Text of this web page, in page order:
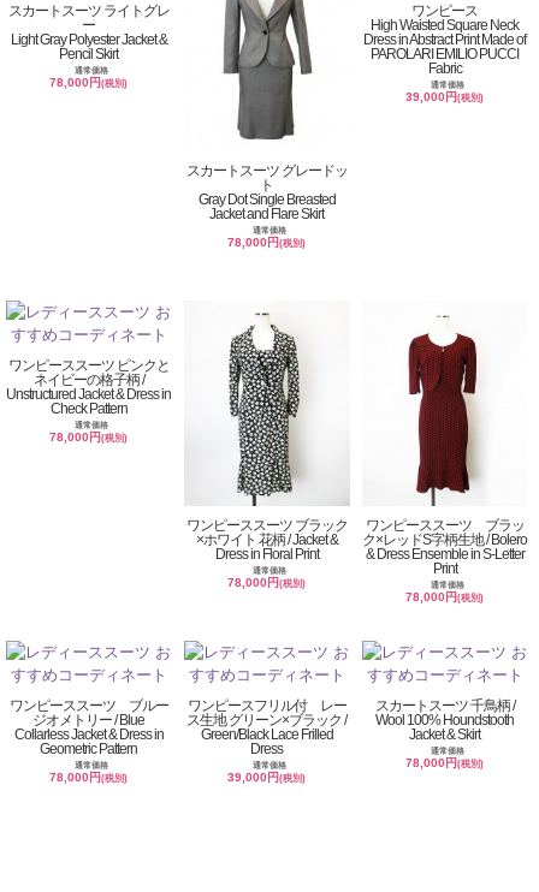
スカートスーツ ライトグレ
ー
Light Gray Polyester Jacket &
Pencil Skirt
通常価格
78,000円(税別)
スカートスーツ グレードッ
ト
Gray Dot Single Breasted
Jacket and Flare Skirt
通常価格
78,000円(税別)
ワンピース
High Waisted Square Neck
Dress in Abstract Print Made of
PAROLARI EMILIO PUCCI
Fabric
通常価格
39,000円(税別)
ワンピーススーツ ピンクと
ネイビーの格子柄 /
Unstructured Jacket & Dress in
Check Pattern
通常価格
78,000円(税別)
ワンピーススーツ ブラック
×ホワイト 花柄 / Jacket &
Dress in Floral Print
通常価格
78,000円(税別)
ワンピーススーツ ブラッ
ク×レッドS字柄生地 / Bolero
& Dress Ensemble in S-Letter
Print
通常価格
78,000円(税別)
ワンピーススーツ ブルー
ジオメトリー / Blue
Collarless Jacket & Dress in
Geometric Pattern
通常価格
78,000円(税別)
ワンピースフリル付 レー
ス生地 グリーン×ブラック /
Green/Black Lace Frilled
Dress
通常価格
39,000円(税別)
スカートスーツ 千鳥柄 /
Wool 100% Houndstooth
Jacket & Skirt
通常価格
78,000円(税別)